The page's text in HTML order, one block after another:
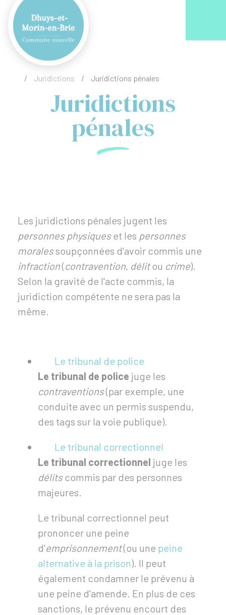
/ Juridictions / Juridictions pénales
Juridictions
pénales
Les juridictions pénales jugent les
personnes physiqueset les personnes
moralessoupçonnées d'avoir commis une
infraction(contravention, délitou crime).
Selon la gravité de l'acte commis, la
juridiction compétente ne sera pas la
même.
Le tribunal de police
Le tribunal de police juge les
contraventions(par exemple, une
conduite avec un permis suspendu,
des tags sur la voie publique).
Le tribunal correctionnel
Le tribunal correctionnel juge les
délitscommis par des personnes
majeures.
Le tribunal correctionnel peut
prononcer une peine
d'emprisonnement(ou une peine
alternative à la prison). Il peut
également condamner le prévenu à
une peine d'amende. En plus de ces
sanctions, le prévenu encourt des